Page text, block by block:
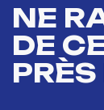
NE
DE